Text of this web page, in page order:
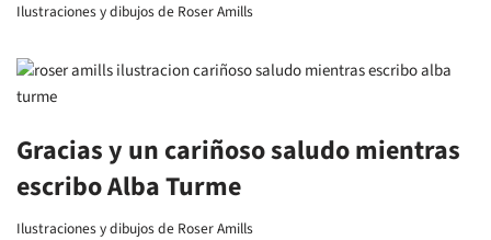
Ilustraciones y dibujos de Roser Amills
Gracias y un cariñoso saludo mientras
escribo Alba Turme
Ilustraciones y dibujos de Roser Amills